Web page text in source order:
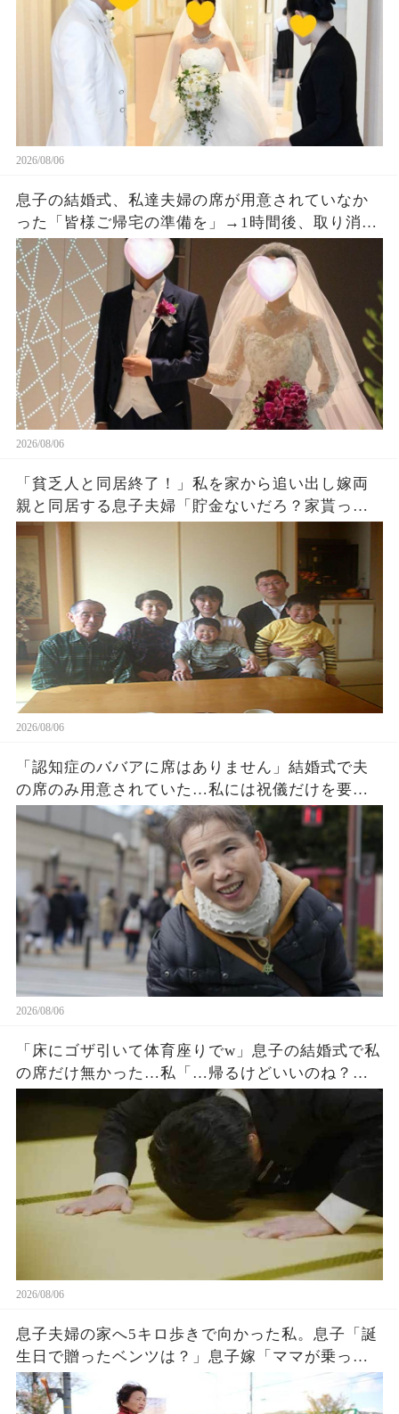
2026/08/06
息子の結婚式、私達夫婦の席が用意されていなか
った「皆様ご帰宅の準備を」→1時間後、取り消し
になった結婚式に息子夫婦は半狂乱になった
2026/08/06
「貧乏人と同居終了！」私を家から追い出し嫁両
親と同居する息子夫婦「貯金ないだろ？家貰った
ら用済みでーすw」1週間後、息子から100件鬼電
2026/08/06
「認知症のババアに席はありません」結婚式で夫
の席のみ用意されていた…私には祝儀だけを要求
する息子夫婦。私たち夫婦は無言で式場を去った
→直後、料金未納で結婚式は取り消された
2026/08/06
「床にゴザ引いて体育座りでw」息子の結婚式で私
の席だけ無かった…私「…帰るけどいいのね？」
息子嫁「とっとと帰れw」→30分後、結婚式でトラ
ブルが起きたw
2026/08/06
息子夫婦の家へ5キロ歩きで向かった私。息子「誕
生日で贈ったベンツは？」息子嫁「ママが乗って
るわ！お義母さんは若いから不要でしょw」息子
「はぁ…そうか…」→1週間後、息子嫁は青ざめ地